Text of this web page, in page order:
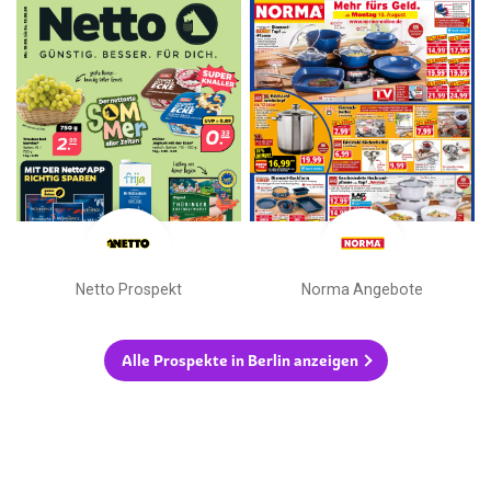
Netto Prospekt Norma Angebote
Alle Prospekte in Berlin anzeigen